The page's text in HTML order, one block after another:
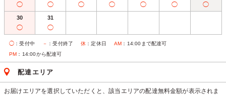
◯ ◯ ◯ ◯ ◯ ◯ ◯
30
◯
31
◯
◯ ：受付中 － ：受付終了 休 ：定休日 AM ：14:00まで配達可
PM ：14:00から配達可
配達エリア
お届けエリアを選択していただくと、該当エリアの配達無料金額が表示されま